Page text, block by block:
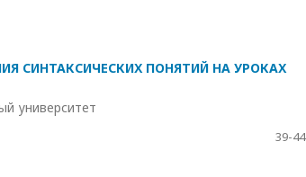
СИНТАКСИЧЕСКИХ ПОНЯТИЙ НА УРОКАХ
университет
39-44